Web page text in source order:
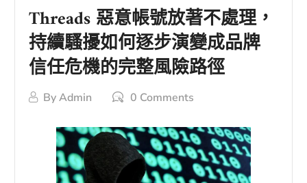
Threads 惡意帳號放著不處理，
持續騷擾如何逐步演變成品牌
信任危機的完整風險路徑
ByAdmin 0 Comments